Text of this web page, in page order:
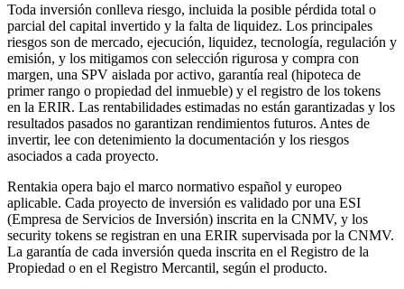
Toda inversión conlleva riesgo, incluida la posible pérdida total o
parcial del capital invertido y la falta de liquidez. Los principales
riesgos son de mercado, ejecución, liquidez, tecnología, regulación y
emisión, y los mitigamos con selección rigurosa y compra con
margen, una SPV aislada por activo, garantía real (hipoteca de
primer rango o propiedad del inmueble) y el registro de los tokens
en la ERIR. Las rentabilidades estimadas no están garantizadas y los
resultados pasados no garantizan rendimientos futuros. Antes de
invertir, lee con detenimiento la documentación y los riesgos
asociados a cada proyecto.
Rentakia opera bajo el marco normativo español y europeo
aplicable. Cada proyecto de inversión es validado por una ESI
(Empresa de Servicios de Inversión) inscrita en la CNMV, y los
security tokens se registran en una ERIR supervisada por la CNMV.
La garantía de cada inversión queda inscrita en el Registro de la
Propiedad o en el Registro Mercantil, según el producto.